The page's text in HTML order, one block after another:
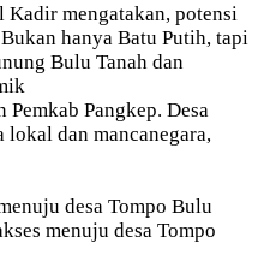
Kadir mengatakan, potensi
hanya Batu Putih, tapi
Bulu Tanah dan
Pangkep. Desa
lokal dan mancanegara,
desa Tompo Bulu
menuju desa Tompo